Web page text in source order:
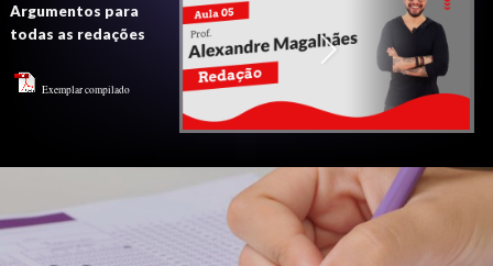
Argumentos para
todas as redações
Exemplar compilado